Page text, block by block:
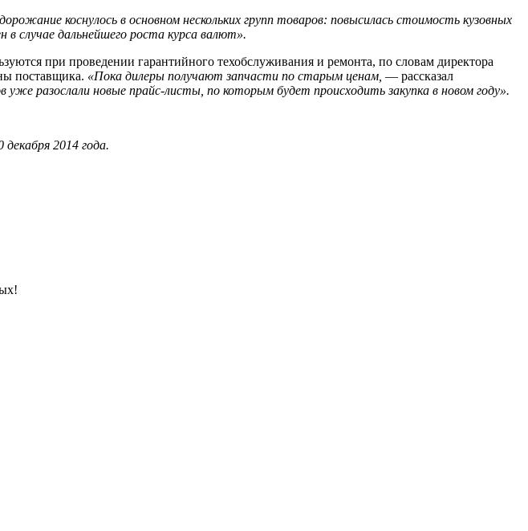
коснулось в основном нескольких групп товаров: повысилась стоимость кузовных
случае дальнейшего роста курса валют».
при проведении гарантийного техобслуживания и ремонта, по словам директора
поставщика. «Пока дилеры получают запчасти по старым ценам, — рассказал
разослали новые прайс-листы, по которым будет происходить закупка в новом году».
2014 года.